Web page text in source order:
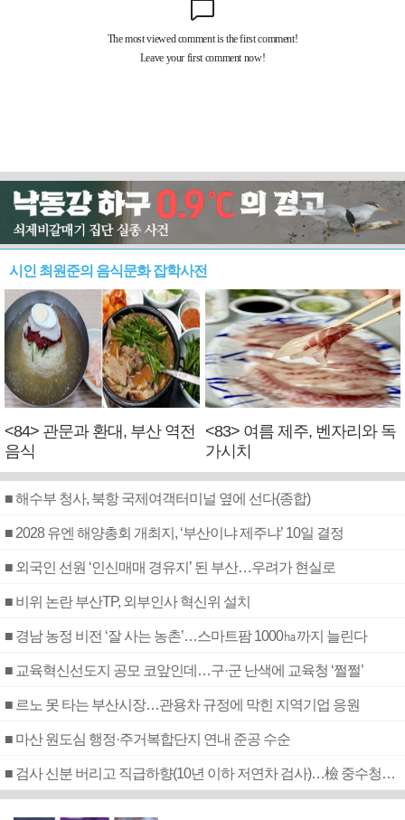
시인 최원준의 음식문화 잡학사전
<84> 관문과 환대, 부산 역전
음식
<83> 여름 제주, 벤자리와 독
가시치
■ 해수부 청사, 북항 국제여객터미널 옆에 선다(종합)
■ 2028 유엔 해양총회 개최지, ‘부산이냐 제주냐’ 10일 결정
■ 외국인 선원 ‘인신매매 경유지’ 된 부산…우려가 현실로
■ 비위 논란 부산TP, 외부인사 혁신위 설치
■ 경남 농정 비전 ‘잘 사는 농촌’…스마트팜 1000㏊까지 늘린다
■ 교육혁신선도지 공모 코앞인데…구·군 난색에 교육청 ‘쩔쩔’
■ 르노 못 타는 부산시장…관용차 규정에 막힌 지역기업 응원
■ 마산 원도심 행정·주거복합단지 연내 준공 수순
■ 검사 신분 버리고 직급하향(10년 이하 저연차 검사)…檢 중수청행 기피